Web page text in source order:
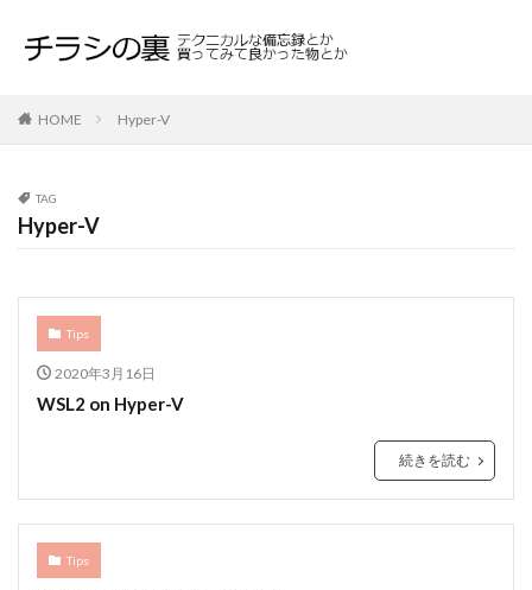
HOME Hyper-V
TAG
Hyper-V
Tips
2020年3月16日
WSL2 on Hyper-V
続きを読む
Tips